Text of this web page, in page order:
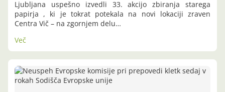
Ljubljana uspešno izvedli 33. akcijo zbiranja starega
papirja , ki je tokrat potekala na novi lokaciji zraven
Centra Vič – na zgornjem delu…
Več